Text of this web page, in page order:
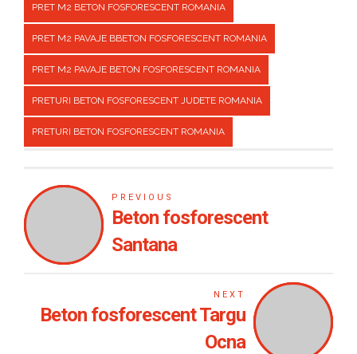
PRET M2 BETON FOSFORESCENT ROMANIA
PRET M2 PAVAJE BBETON FOSFORESCENT ROMANIA
PRET M2 PAVAJE BETON FOSFORESCENT ROMANIA
PRETURI BETON FOSFORESCENT JUDETE ROMANIA
PRETURI BETON FOSFORESCENT ROMANIA
PREVIOUS
Beton fosforescent
Santana
NEXT
Beton fosforescent Targu
Ocna